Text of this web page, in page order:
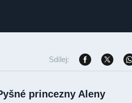
Sdílej:
princezny Aleny